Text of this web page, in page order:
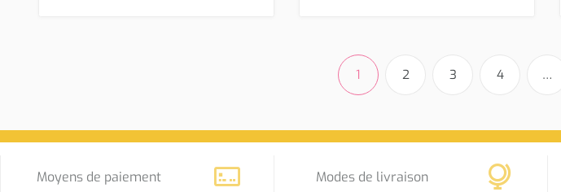
1 2 3 4 …
Moyens de paiement Modes de livraison